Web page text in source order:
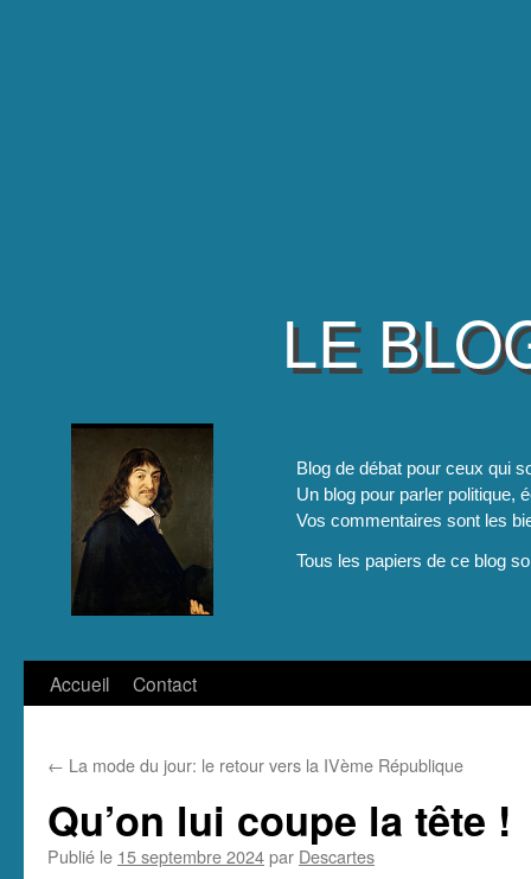
LE
Blog de débat pour ceux qui
Un blog pour parler politique,
Vos commentaires sont les
Tous les papiers de ce blog
Aller
contenu
Accueil Contact
← La mode du jour: le retour vers la IVème République
Qu’on lui coupe la tête !
Publié le 15 septembre 2024par Descartes